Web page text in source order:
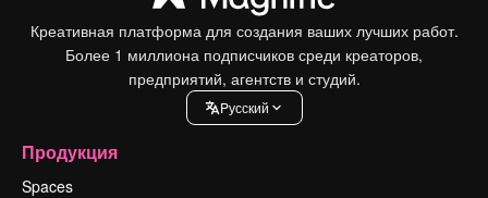
Креативная платформа для создания ваших лучших работ.
Более 1 миллиона подписчиков среди креаторов,
предприятий, агентств и студий.
Pусский
Продукция
Spaces